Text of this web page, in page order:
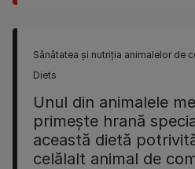
Sănătatea şi nutriţia animalelor de
Diets
Unul din animalele
primeşte hrană
această dietă
celălalt animal de